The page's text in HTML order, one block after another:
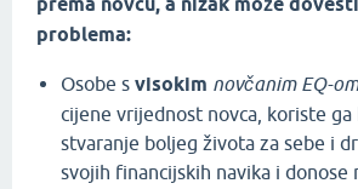
problema:
Osobe s visokim novčanim EQ-om
cijene vrijednost novca, koriste ga
stvaranje boljeg života za sebe i
svojih financijskih navika i donose